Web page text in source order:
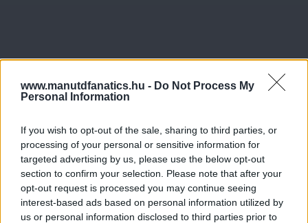
www.manutdfanatics.hu - Do Not Process My
Personal Information
If you wish to opt-out of the sale, sharing to third parties, or
processing of your personal or sensitive information for
targeted advertising by us, please use the below opt-out
section to confirm your selection. Please note that after your
opt-out request is processed you may continue seeing
interest-based ads based on personal information utilized by
us or personal information disclosed to third parties prior to